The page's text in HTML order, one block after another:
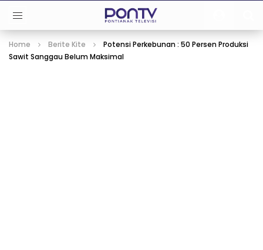
Home Berite Kite
Potensi Perkebunan : 50 Persen Produksi
Sawit Sanggau Belum Maksimal